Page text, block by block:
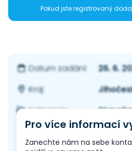
Pokud jste registrovaný
Datum zadání:
26. 6.
Kraj:
Kategorie:
Pro více informací
Zanechte nám na sebe